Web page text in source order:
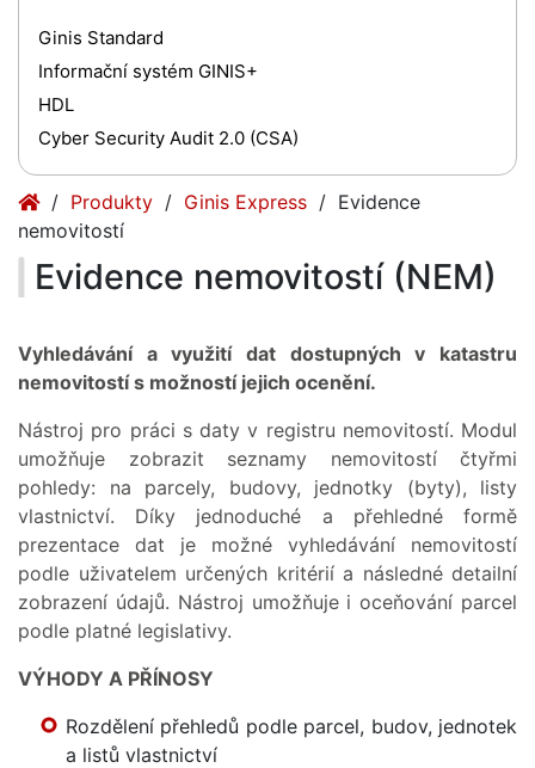
Ginis Standard
Informační systém GINIS+
HDL
Cyber Security Audit 2.0 (CSA)
Produkty (current)
Ginis Express (current)
Evidence
nemovitostí
Evidence nemovitostí (NEM)
Vyhledávání a využití dat dostupných v katastru
nemovitostí s možností jejich ocenění.
Nástroj pro práci s daty v registru nemovitostí. Modul
umožňuje zobrazit seznamy nemovitostí čtyřmi
pohledy: na parcely, budovy, jednotky (byty), listy
vlastnictví. Díky jednoduché a přehledné formě
prezentace dat je možné vyhledávání nemovitostí
podle uživatelem určených kritérií a následné detailní
zobrazení údajů. Nástroj umožňuje i oceňování parcel
podle platné legislativy.
VÝHODY A PŘÍNOSY
Rozdělení přehledů podle parcel, budov, jednotek
a listů vlastnictví